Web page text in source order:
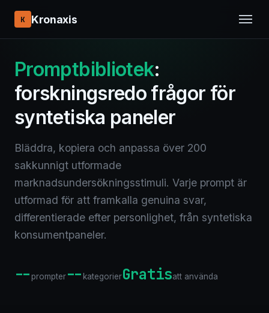
K Kronaxis
Promptbibliotek:
forskningsredo frågor för
syntetiska paneler
Bläddra, kopiera och anpassa över 200
sakkunnigt utformade
marknadsundersökningsstimuli. Varje prompt är
utformad för att framkalla genuina svar,
differentierade efter personlighet, från syntetiska
konsumentpaneler.
-- prompter-- kategorierGratisatt använda